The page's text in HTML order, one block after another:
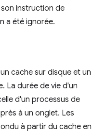
instruction de
a été ignorée.
cache sur disque et un
La durée de vie d'un
d'un processus de
à un onglet. Les
à partir du cache en